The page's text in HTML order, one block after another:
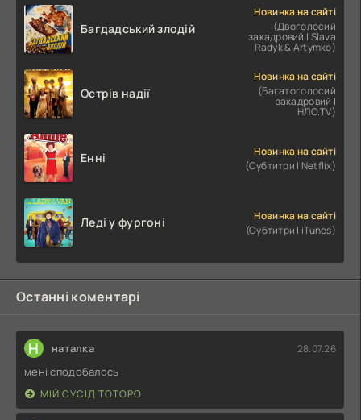
Багдадський злодій
Новинка на сайті
(Двоголосий
закадровий | Slava
Radyk & Artymko)
Острів надії
Новинка на сайті
(Багатоголосий
закадровий |
НЛО.TV)
Енні
Новинка на сайті
(Субтитри | Netflix)
Леді у фургоні
Новинка на сайті
(Субтитри | iTunes)
Останні коментарі
Н наталка 28.07.26
мені сподобалось
МІЙ СУСІД ТОТОРО